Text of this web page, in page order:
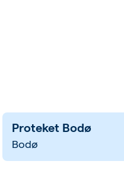
Proteket Bodø
Bodø